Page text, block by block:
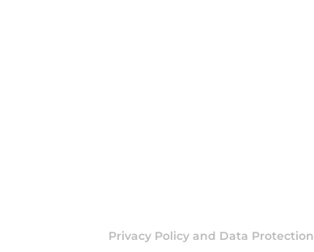
Privacy Policy and Data Protection